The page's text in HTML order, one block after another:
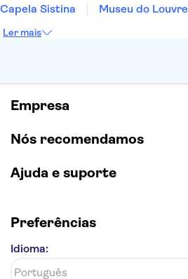
Capela Sistina
Museu do Louvre
Torre de Belém
Ler mais
Empresa
Nós recomendamos
Ajuda e suporte
Preferências
Idioma: